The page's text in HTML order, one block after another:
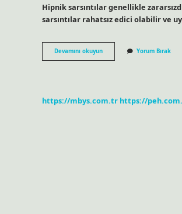
Hipnik sarsıntılar genellikle
sarsıntılar rahatsız edici olabilir ve
Devamını okuyunBoşluğa
Düşme
Yorum Bırak
https://mbys.com.tr https://